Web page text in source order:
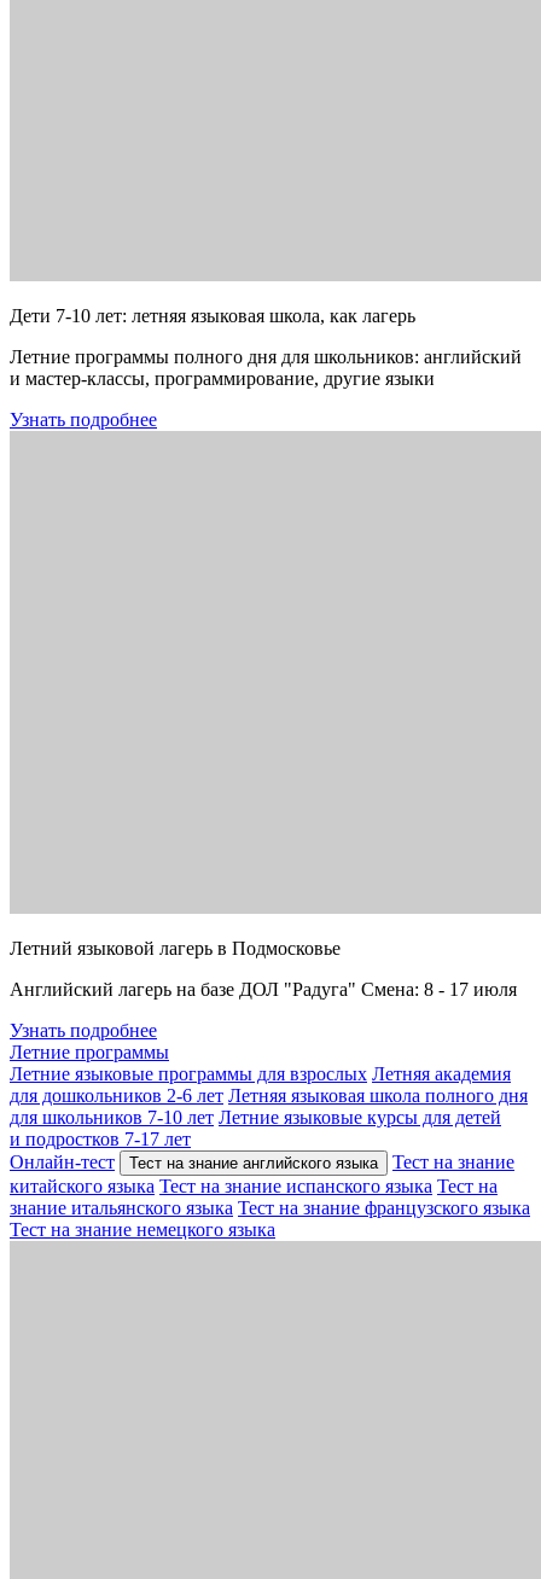
Дети 7-10 лет: летняя языковая школа, как лагерь
Летние программы полного дня для школьников: английский
и мастер-классы, программирование, другие языки
Узнать подробнее
Летний языковой лагерь в Подмосковье
Английский лагерь на базе ДОЛ "Радуга" Смена: 8 - 17 июля
Узнать подробнее
Летние программы
Летние языковые программы для взрослых Летняя академия
для дошкольников 2-6 лет Летняя языковая школа полного дня
для школьников 7-10 лет Летние языковые курсы для детей
и подростков 7-17 лет
Онлайн-тест
Тест на знание английского языка
Тест на знание
китайского языка Тест на знание испанского языка Тест на
знание итальянского языка Тест на знание французского языка
Тест на знание немецкого языка